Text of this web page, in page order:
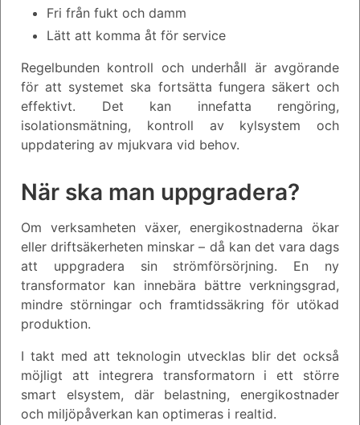
Fri från fukt och damm
Lätt att komma åt för service
Regelbunden kontroll och underhåll är avgörande
för att systemet ska fortsätta fungera säkert och
effektivt. Det kan innefatta rengöring,
isolationsmätning, kontroll av kylsystem och
uppdatering av mjukvara vid behov.
När ska man uppgradera?
Om verksamheten växer, energikostnaderna ökar
eller driftsäkerheten minskar – då kan det vara dags
att uppgradera sin strömförsörjning. En ny
transformator kan innebära bättre verkningsgrad,
mindre störningar och framtidssäkring för utökad
produktion.
I takt med att teknologin utvecklas blir det också
möjligt att integrera transformatorn i ett större
smart elsystem, där belastning, energikostnader
och miljöpåverkan kan optimeras i realtid.